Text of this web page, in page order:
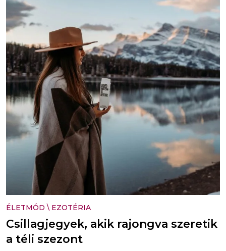
ÉLETMÓD \ EZOTÉRIA
Csillagjegyek, akik rajongva szeretik
a téli szezont